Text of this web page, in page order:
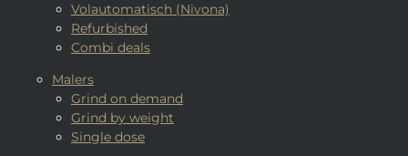
Volautomatisch (Nivona)
Refurbished
Combi deals
Malers
Grind on demand
Grind by weight
Single dose